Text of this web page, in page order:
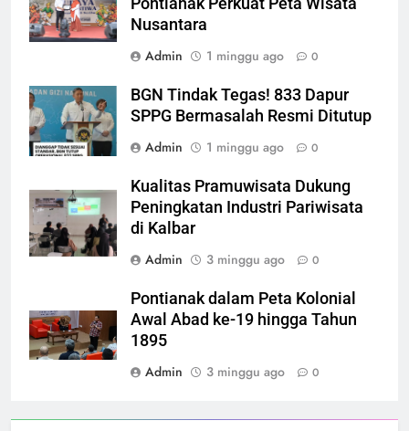
Nusantara
Admin
1 minggu ago 0
BGN Tindak Tegas! 833 Dapur
SPPG Bermasalah Resmi Ditutup
Admin
1 minggu ago 0
Kualitas Pramuwisata Dukung
Peningkatan Industri Pariwisata
di Kalbar
Admin
3 minggu ago 0
Pontianak dalam Peta Kolonial
Awal Abad ke-19 hingga Tahun
1895
Admin
3 minggu ago 0